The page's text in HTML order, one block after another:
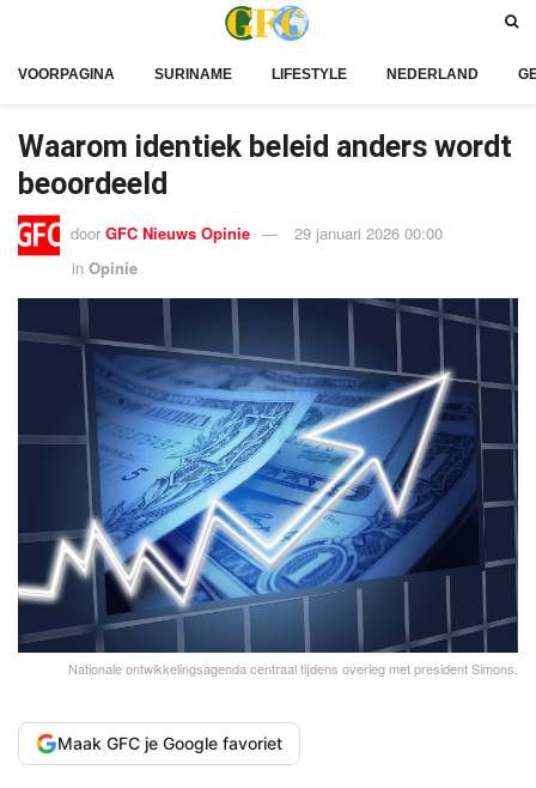
VOORPAGINA SURINAME LIFESTYLE NEDERLAND
Waarom identiek beleid anders wordt
beoordeeld
door GFC Nieuws Opinie
29 januari 2026 00:00
in Opinie
Nationale ontwikkelingsagenda centraal tijdens overleg met president Simons.
Maak GFC je Google favoriet